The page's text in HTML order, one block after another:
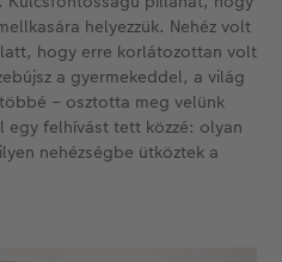
helyezzük. Nehéz volt
hogy erre korlátozottan volt
a gyermekeddel, a világ
– osztotta meg velünk
felhívást tett közzé: olyan
nehézségbe ütköztek a